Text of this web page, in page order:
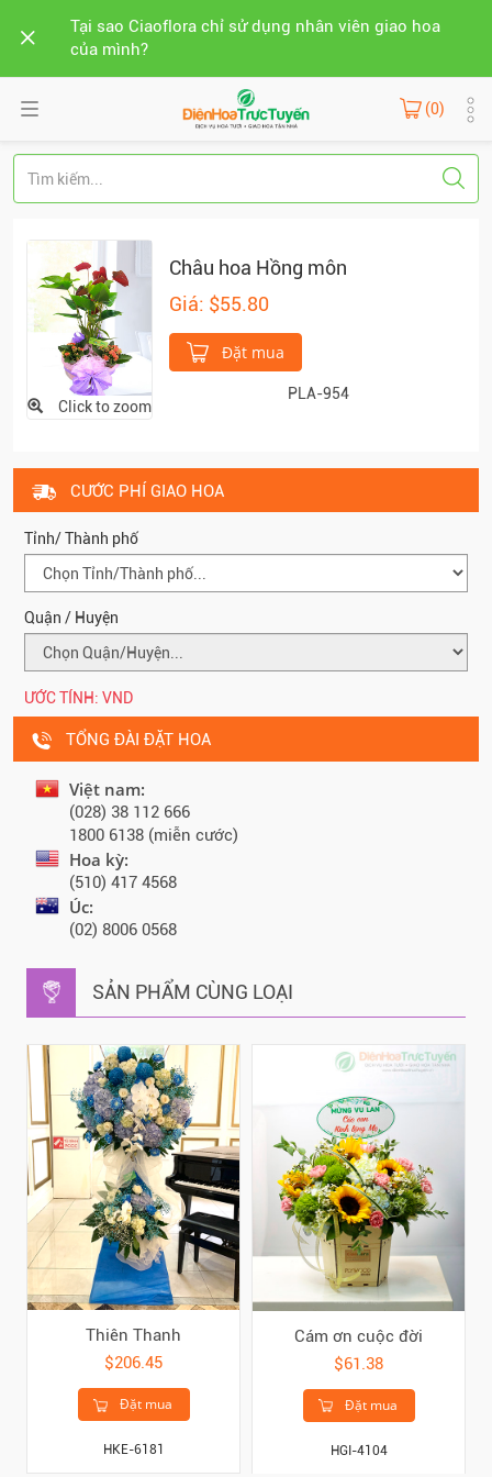
Tại sao Ciaoflora chỉ sử dụng nhân viên giao hoa
của mình?
(0)
Click to zoom
Châu hoa Hồng môn
Giá: $55.80
Đặt mua
PLA-954
CƯỚC PHÍ GIAO HOA
Tỉnh/ Thành phố
Quận / Huyện
ƯỚC TÍNH: VND
TỔNG ĐÀI ĐẶT HOA
Việt nam:
(028) 38 112 666
1800 6138 (miễn cước)
Hoa kỳ:
(510) 417 4568
Úc:
(02) 8006 0568
SẢN PHẨM CÙNG LOẠI
Thiên Thanh
$206.45
Đặt mua
HKE-6181
Cám ơn cuộc đời
$61.38
Đặt mua
HGI-4104